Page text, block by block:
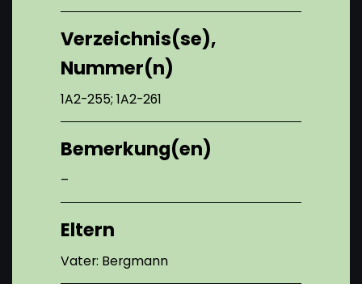
Verzeichnis(se),
Nummer(n)
1A2-255; 1A2-261
Bemerkung(en)
–
Eltern
Vater: Bergmann